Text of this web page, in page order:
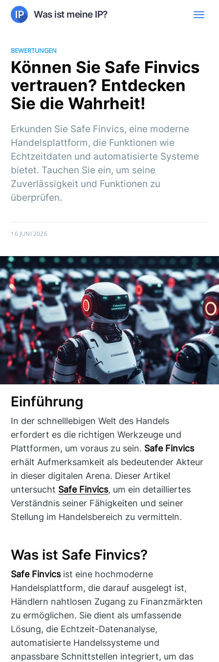
Was ist meine IP?
BEWERTUNGEN
Können Sie Safe Finvics
vertrauen? Entdecken
Sie die Wahrheit!
Erkunden Sie Safe Finvics, eine moderne
Handelsplattform, die Funktionen wie
Echtzeitdaten und automatisierte Systeme
bietet. Tauchen Sie ein, um seine
Zuverlässigkeit und Funktionen zu
überprüfen.
16 JUNI 2026
Einführung
In der schnelllebigen Welt des Handels
erfordert es die richtigen Werkzeuge und
Plattformen, um voraus zu sein. Safe Finvics
erhält Aufmerksamkeit als bedeutender Akteur
in dieser digitalen Arena. Dieser Artikel
untersucht Safe Finvics, um ein detailliertes
Verständnis seiner Fähigkeiten und seiner
Stellung im Handelsbereich zu vermitteln.
Was ist Safe Finvics?
Safe Finvicsist eine hochmoderne
Handelsplattform, die darauf ausgelegt ist,
Händlern nahtlosen Zugang zu Finanzmärkten
zu ermöglichen. Sie dient als umfassende
Lösung, die Echtzeit-Datenanalyse,
automatisierte Handelssysteme und
anpassbare Schnittstellen integriert, um das